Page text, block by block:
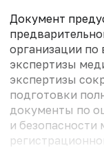
Документ
организации по
экспертизы
экспертизы
подготовки
документы по
и безопасности